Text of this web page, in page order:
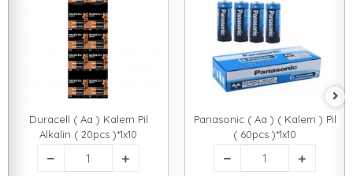
Duracell ( Aa ) Kalem Pil
Alkalin ( 20pcs )*1x10
Panasonic ( Aa ) ( Kalem ) Pil
( 60pcs )*1x10